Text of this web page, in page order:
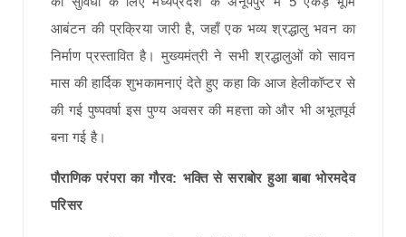
आबंटन की प्रक्रिया जारी है, जहाँ एक भव्य श्रद्धालु भवन का
निर्माण प्रस्तावित है। मुख्यमंत्री ने सभी श्रद्धालुओं को सावन
मास की हार्दिक शुभकामनाएं देते हुए कहा कि आज हेलीकॉप्टर से
की गई पुष्पवर्षा इस पुण्य अवसर की महत्ता को और भी अभूतपूर्व
बना गई है।
पौराणिक परंपरा का गौरव: भक्ति से सराबोर हुआ बाबा भोरमदेव
परिसर